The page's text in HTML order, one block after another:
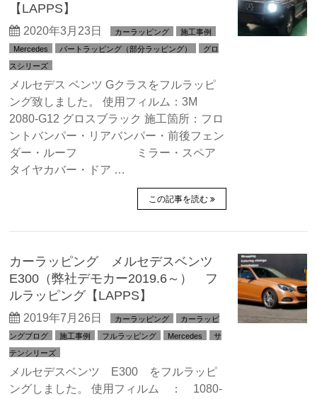
【LAPPS】
2020年3月23日 カーラッピング
施工事例
Mercedes
パートラッピング（部分ラッピング）
グロ
スシリーズ
メルセデス ベンツ Gクラスをフルラッピ
ング致しました。 使用フィルム：3M
2080-G12 グロスブラック 施工箇所：フロ
ントバンパー・リアバンパー・前後フェン
ダー・ルーフ ミラー・スペア
タイヤカバー・ドア …
この記事を読む
カーラッピング メルセデスベンツ
E300（弊社デモカー2019.6～） フ
ルラッピング【LAPPS】
2019年7月26日 カーラッピング
カーラッピ
ングブログ
施工事例 フルラッピング Mercedes
サ
テンシリーズ
メルセデスベンツ E300 をフルラッピ
ングしました。 使用フィルム ： 1080-